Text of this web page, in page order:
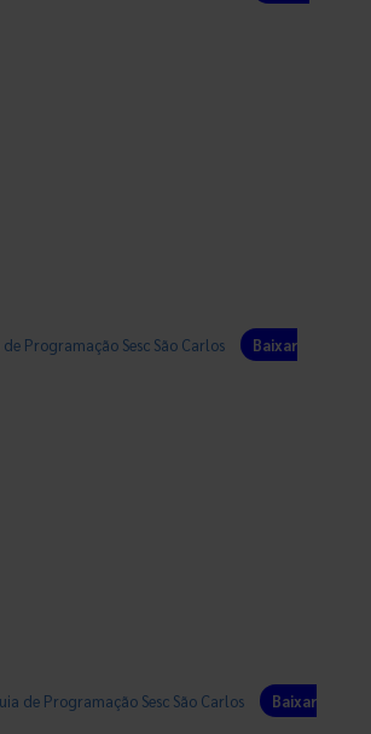
Programação Sesc São Carlos
Baixar
de Programação Sesc São Carlos
Baixar